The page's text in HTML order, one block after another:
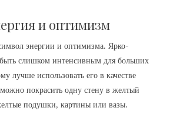
и оптимизм
энергии и оптимизма. Ярко-
слишком интенсивным для больших
лучше использовать его в качестве
покрасить одну стену в желтый
подушки, картины или вазы.